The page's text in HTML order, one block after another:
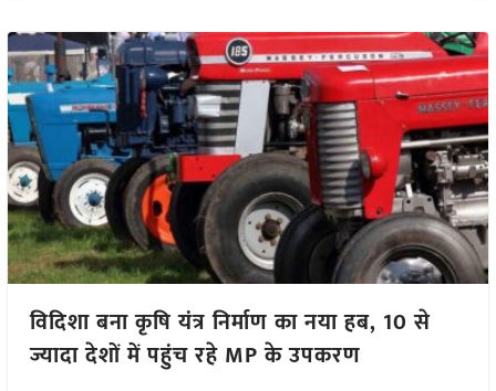
विदिशा बना कृषि यंत्र निर्माण का नया हब, 10 से
ज्यादा देशों में पहुंच रहे MP के उपकरण